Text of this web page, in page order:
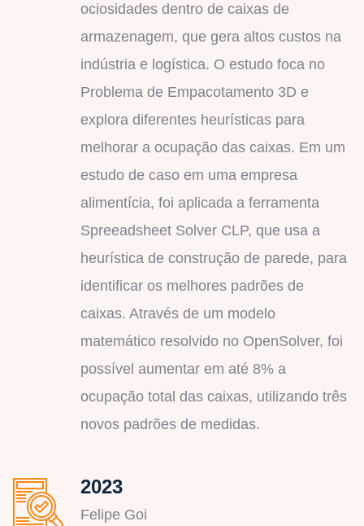
ociosidades dentro de caixas de
armazenagem, que gera altos custos na
indústria e logística. O estudo foca no
Problema de Empacotamento 3D e
explora diferentes heurísticas para
melhorar a ocupação das caixas. Em um
estudo de caso em uma empresa
alimentícia, foi aplicada a ferramenta
Spreeadsheet Solver CLP, que usa a
heurística de construção de parede, para
identificar os melhores padrões de
caixas. Através de um modelo
matemático resolvido no OpenSolver, foi
possível aumentar em até 8% a
ocupação total das caixas, utilizando três
novos padrões de medidas.
2023
Felipe Goi